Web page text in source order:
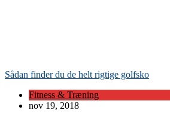
Sådan finder du de helt rigtige golfsko
Fitness & Træning
nov 19, 2018